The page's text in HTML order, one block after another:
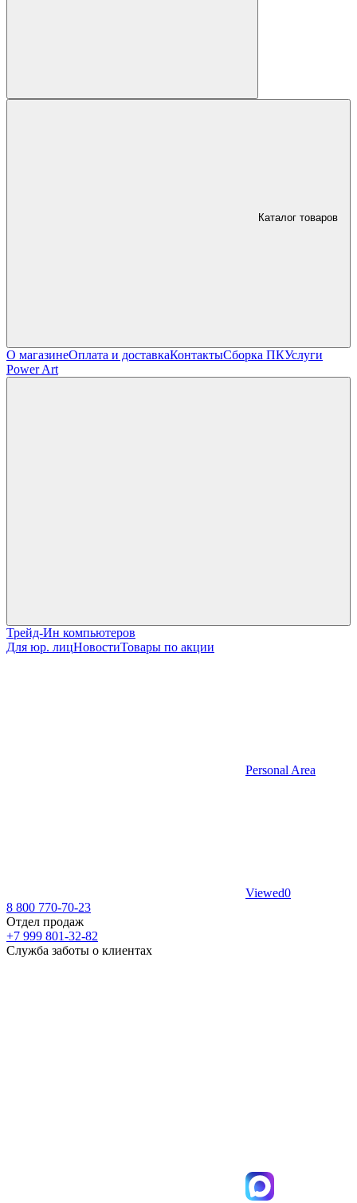
Каталог товаров
О магазинеОплата и доставкаКонтактыСборка ПКУслуги
Power Art
Трейд-Ин компьютеров
Для юр. лицНовостиТовары по акции
Personal Area
Viewed0
8 800 770-70-23
Отдел продаж
+7 999 801-32-82
Служба заботы о клиентах